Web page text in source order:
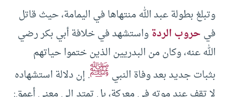
وتبلغ بطولة عبد الله منتهاها في اليمامة، حيث قاتل
فيحروب الردةواستشهد في خلافة أبي بكر رضي
الله عنه، وكان من البدريين الذين ختموا حياتهم
بثبات جديد بعد وفاة النبيﷺ. إن دلالة استشهاده